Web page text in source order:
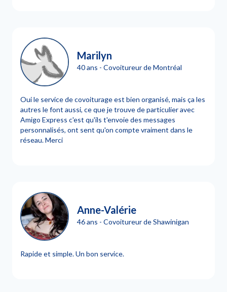
Marilyn
40 ans - Covoitureur de Montréal
Oui le service de covoiturage est bien organisé, mais ça les
autres le font aussi, ce que je trouve de particulier avec
Amigo Express c'est qu'ils t'envoie des messages
personnalisés, ont sent qu'on compte vraiment dans le
réseau. Merci
Anne-Valérie
46 ans - Covoitureur de Shawinigan
Rapide et simple. Un bon service.